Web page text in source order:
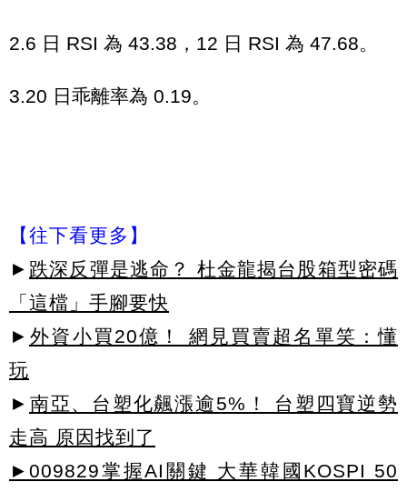
2.6 日 RSI 為 43.38，12 日 RSI 為 47.68。
3.20 日乖離率為 0.19。
【往下看更多】
► 跌深反彈是逃命？ 杜金龍揭台股箱型密碼
「這檔」手腳要快
► 外資小買20億！ 網見買賣超名單笑：懂
玩
► 南亞、台塑化飆漲逾5%！ 台塑四寶逆勢
走高 原因找到了
►009829掌握AI關鍵 大華韓國KOSPI 50